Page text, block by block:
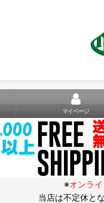
マイページ
※オンラ
当店は不定休と